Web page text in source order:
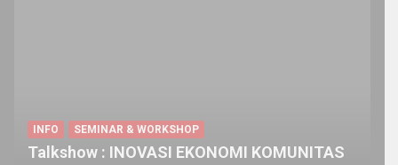
EVENT GOES TO CAMPUS
INFO
SEMINAR & WORKSHOP